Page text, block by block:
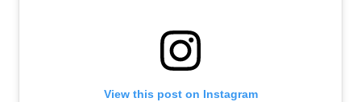
View this post on Instagram